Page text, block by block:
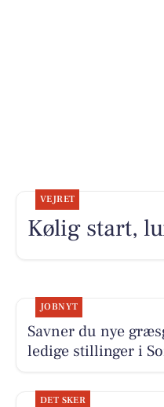
VEJRET
Kølig start,
JOBNYT
Savner du nye
ledige stillinger i
DET SKER